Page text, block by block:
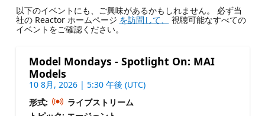
以下のイベントにも、ご興味があるかもしれません。 必ず当
社の Reactor ホームページ を訪問して、
視聴可能なすべての
イベントをご確認ください。
Model Mondays - Spotlight On: MAI
Models
10 8月, 2026 | 5:30 午後 (UTC)
形式:
ライブストリーム